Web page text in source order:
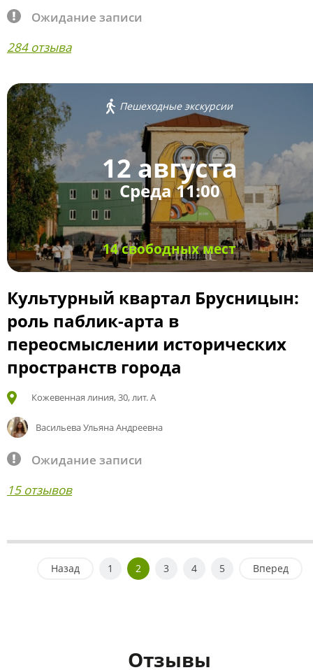
Ожидание записи
284 отзыва
Пешеходные экскурсии
12 августа
Среда 11:00
14 свободных мест
Культурный квартал Брусницын:
роль паблик-арта в
переосмыслении исторических
пространств города
Кожевенная линия, 30, лит. А
Васильева Ульяна Андреевна
Ожидание записи
15 отзывов
Назад 1 2 3 4 5 Вперед
Отзывы